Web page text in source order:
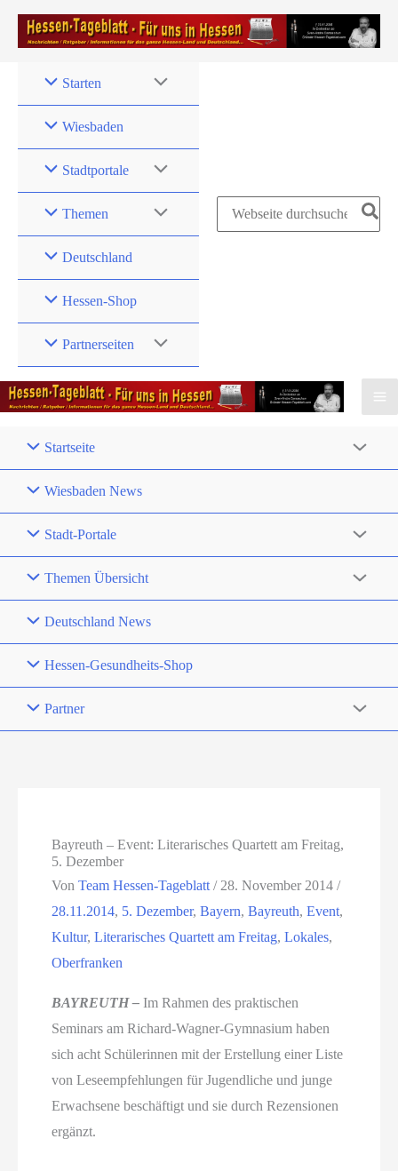
Zum
Inhalt
Starten
Wiesbaden
Stadtportale
Themen
Deutschland
Hessen-Shop
Partnerseiten
Search
Startseite
Wiesbaden News
Stadt-Portale
Themen Übersicht
Deutschland News
Hessen-Gesundheits-Shop
Partner
Bayreuth – Event: Literarisches Quartett am Freitag,
5. Dezember
VonTeam Hessen-Tageblatt/ 28. November 2014/
28.11.2014, 5. Dezember,Bayern,Bayreuth,Event,
Kultur,Literarisches Quartett am Freitag,Lokales,
Oberfranken
BAYREUTH – Im Rahmen des praktischen
Seminars am Richard-Wagner-Gymnasium haben
sich acht Schülerinnen mit der Erstellung einer Liste
von Leseempfehlungen für Jugendliche und junge
Erwachsene beschäftigt und sie durch Rezensionen
ergänzt.